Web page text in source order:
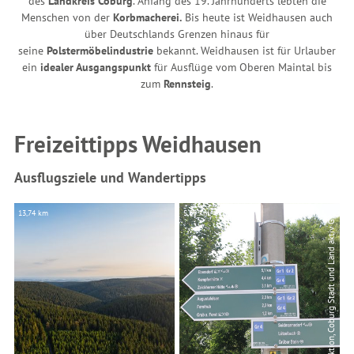
Menschen von der Korbmacherei. Bis heute ist Weidhausen auch
über Deutschlands Grenzen hinaus für
seine Polstermöbelindustrie bekannt. Weidhausen ist für Urlauber
ein idealer Ausgangspunkt für Ausflüge vom Oberen Maintal bis
zum Rennsteig.
Freizeittipps Weidhausen
Ausflugsziele und Wandertipps
13,74 km 5,89 km